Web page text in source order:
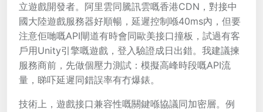
立遊戲開發者。阿里雲同騰訊雲嘅香港CDN，對接中
國大陸遊戲服務器好順暢，延遲控制喺40ms內，但要
注意佢哋嘅API閘道有時會同歐美接口撞板，試過有客
戶用Unity引擎嘅遊戲，登入驗證成日出錯。我建議揀
服務商前，先做個壓力測試：模擬高峰時段嘅API流
量，睇吓延遲同錯誤率有冇爆錶。
技術上，遊戲接口兼容性嘅關鍵喺協議同加密層。例